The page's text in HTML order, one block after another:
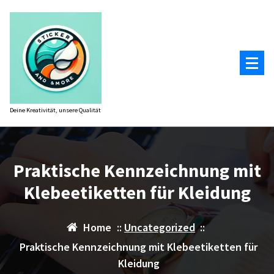
springen
Deine Kreativität, unsere Qualität
Praktische Kennzeichnung mit
Klebeetiketten für Kleidung
Home :: Uncategorized::
Praktische Kennzeichnung mit Klebeetiketten für
Kleidung